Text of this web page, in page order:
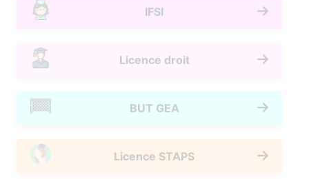
IFSI
Licence droit
BUT GEA
Licence STAPS